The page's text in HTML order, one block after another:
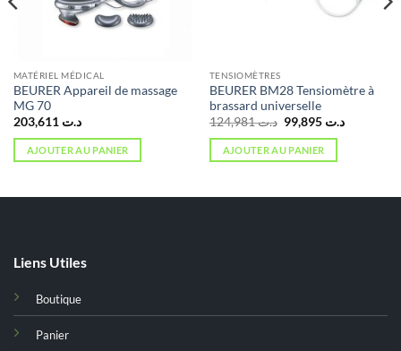
MATÉRIEL MÉDICAL
BEURER Appareil de massage
MG 70
د.ت 203,611
AJOUTER AU PANIER
TENSIOMÈTRES
BEURER BM28 Tensiomètre à
brassard universelle
د.ت124,981
Le
prix
initial
était :
د.ت 99,895
Le
AJOUTER AU PANIER
Liens Utiles
Boutique
Panier